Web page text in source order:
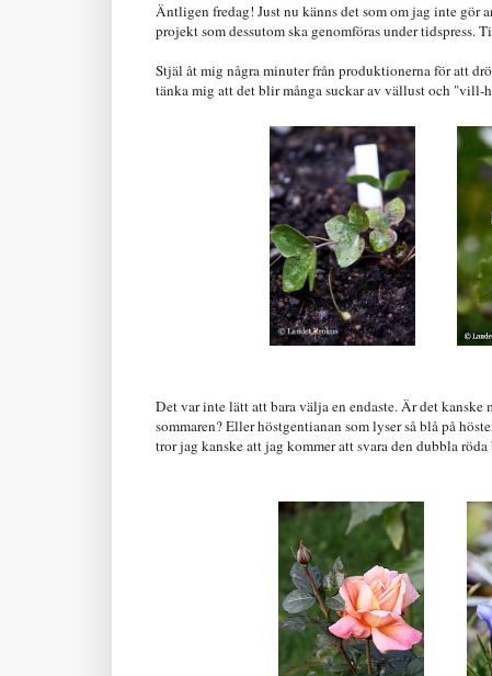
Äntligen fredag! Just nu känns det som om jag inte gör
projekt som dessutom ska genomföras under tidspress.
Stjäl åt mig några minuter från produktionerna för att
tänka mig att det blir många suckar av vällust och "vill-
Det var inte lätt att bara välja en endaste. Är det
sommaren? Eller höstgentianan som lyser så blå på
tror jag kanske att jag kommer att svara den dubbla